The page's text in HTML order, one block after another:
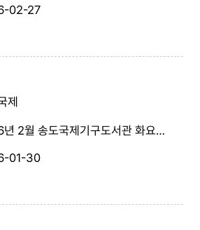
02-27
제
2026년 2월 송도국제기구도서관 화요 시네마
01-30